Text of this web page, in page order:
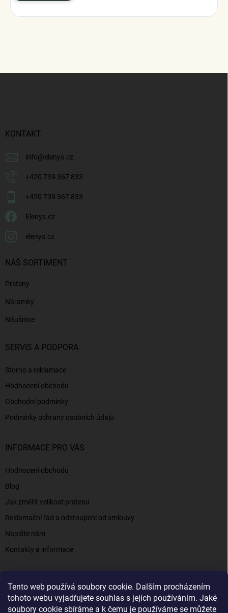
Tento web používá soubory cookie. Dalším procházením
tohoto webu vyjadřujete souhlas s jejich používáním. Jaké
soubory cookie sbíráme a k čemu je používáme se můžete
KONTAKT
info@elenys.cz
+420 739 367 833
+420 739 367 833
Elenys.cz
elenys.cz
NÁŠ SORTIMENT
Prsteny
Náramky
Náušnice
SERVIS A PODPORA
Storno a reklamace
Hodnocení obchodu
Obchodní podmínky
Podmínky ochrany osobních údajů
INFORMACE PRO VÁS
Hodnocení obchodu
Blog
Jak změřit velikost prstenu
Reklamační řád a odstoupení od smlouvy
Napište nám
Kontakty a informace
Elenys.cz - šperky, kterým věříte už od roku 2016